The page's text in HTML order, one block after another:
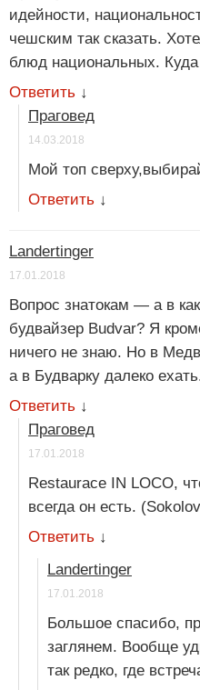
идейности,
чешским так сказать.
блюд национальных.
Ответить ↓
Праговед
14.03.2018
Мой топ
Ответить ↓
Landertinger
17.01.2018
Вопрос знатокам — а в
будвайзер Budvar? Я
ничего не знаю. Но в
а в Будварку далеко
Ответить ↓
Праговед
17.01.2018
Restaurace IN LOCO,
всегда он есть.
Ответить ↓
Landertinger
17.01.2018
Большое спасибо,
заглянем. Вообще
так редко, где